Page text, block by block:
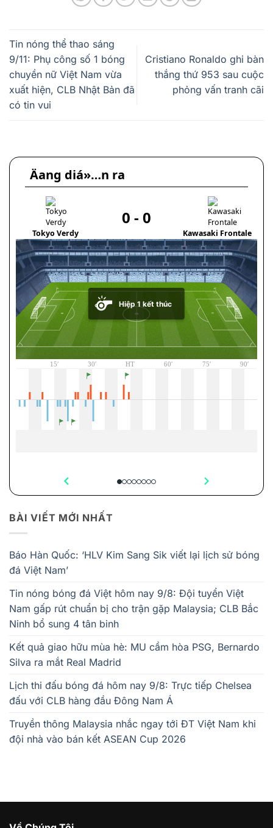
Tin nóng thể thao sáng
9/11: Phụ công số 1 bóng
chuyền nữ Việt Nam vừa
xuất hiện, CLB Nhật Bản đã
có tin vui
Cristiano Ronaldo ghi bàn
thắng thứ 953 sau cuộc
phỏng vấn tranh cãi
Äang diá»…n ra
Tokyo Verdy
0 - 0
Kawasaki Frontale
BÀI VIẾT MỚI NHẤT
Báo Hàn Quốc: ‘HLV Kim Sang Sik viết lại lịch sử bóng
đá Việt Nam’
Tin nóng bóng đá Việt hôm nay 9/8: Đội tuyển Việt
Nam gấp rút chuẩn bị cho trận gặp Malaysia; CLB Bắc
Ninh bổ sung 4 tân binh
Kết quả giao hữu mùa hè: MU cầm hòa PSG, Bernardo
Silva ra mắt Real Madrid
Lịch thi đấu bóng đá hôm nay 9/8: Trực tiếp Chelsea
đấu với CLB hàng đầu Đông Nam Á
Truyền thông Malaysia nhắc ngay tới ĐT Việt Nam khi
đội nhà vào bán kết ASEAN Cup 2026